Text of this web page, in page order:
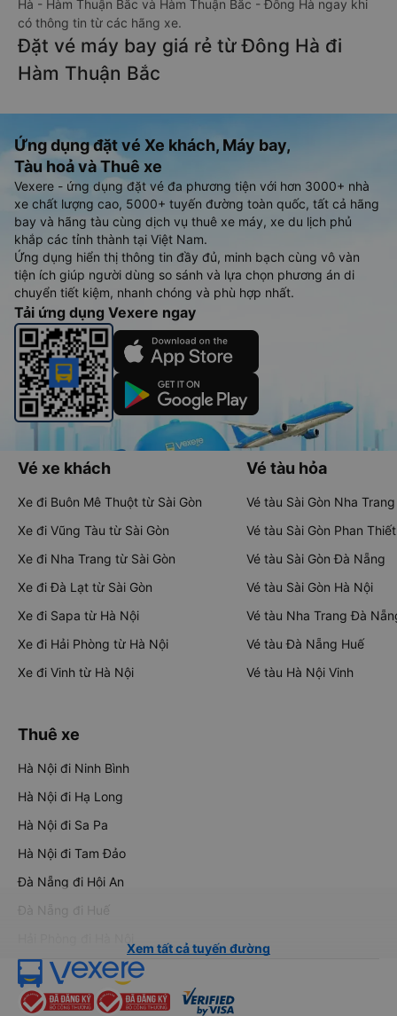
Hà - Hàm Thuận Bắc và Hàm Thuận Bắc - Đông Hà ngay khi
có thông tin từ các hãng xe.
Đặt vé máy bay giá rẻ từ Đông Hà đi
Hàm Thuận Bắc
Ứng dụng đặt vé Xe khách, Máy bay,
Tàu hoả và Thuê xe
Vexere - ứng dụng đặt vé đa phương tiện với hơn 3000+ nhà
xe chất lượng cao, 5000+ tuyến đường toàn quốc, tất cả hãng
bay và hãng tàu cùng dịch vụ thuê xe máy, xe du lịch phủ
khắp các tỉnh thành tại Việt Nam.
Ứng dụng hiển thị thông tin đầy đủ, minh bạch cùng vô vàn
tiện ích giúp người dùng so sánh và lựa chọn phương án di
chuyển tiết kiệm, nhanh chóng và phù hợp nhất.
Tải ứng dụng Vexere ngay
Vé xe khách
Xe đi Buôn Mê Thuột từ Sài Gòn
Xe đi Vũng Tàu từ Sài Gòn
Xe đi Nha Trang từ Sài Gòn
Xe đi Đà Lạt từ Sài Gòn
Xe đi Sapa từ Hà Nội
Xe đi Hải Phòng từ Hà Nội
Xe đi Vinh từ Hà Nội
Vé tàu hỏa
Vé tàu Sài Gòn Nha Trang
Vé tàu Sài Gòn Phan Thiết
Vé tàu Sài Gòn Đà Nẵng
Vé tàu Sài Gòn Hà Nội
Vé tàu Nha Trang Đà
Vé tàu Đà Nẵng Huế
Vé tàu Hà Nội Vinh
Thuê xe
Hà Nội đi Ninh Bình
Hà Nội đi Hạ Long
Hà Nội đi Sa Pa
Hà Nội đi Tam Đảo
Đà Nẵng đi Hội An
Đà Nẵng đi Huế
Xem tất cả tuyến đường